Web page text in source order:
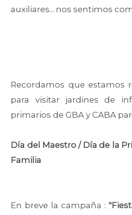
auxiliares... nos sentimos
Recordamos que estamos
para visitar jardines de
primarios de GBA y CABA
Día del Maestro / Día de la
Familia
En breve la campaña :